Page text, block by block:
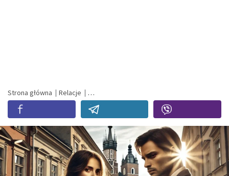
Strona główna Relacje